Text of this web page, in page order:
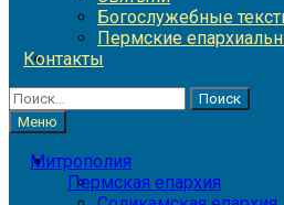
Богослужебные
Пермские
Контакты
Найти:
Меню
Митрополия
Пермская епархия